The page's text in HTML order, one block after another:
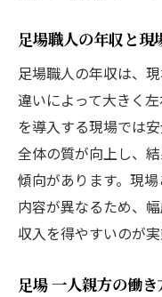
足場職人の年収と現
足場職人の年収は、
違いによって大きく
を導入する現場では
全体の質が向上し、
傾向があります。現
内容が異なるため、
収入を得やすいのが実
足場 一人親方の働